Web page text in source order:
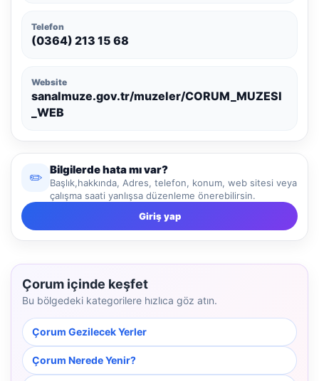
Telefon
(0364) 213 15 68
Website
sanalmuze.gov.tr/muzeler/CORUM_MUZESI
_WEB
✏️
Bilgilerde hata mı var?
Başlık,hakkında, Adres, telefon, konum, web sitesi veya
çalışma saati yanlışsa düzenleme önerebilirsin.
Giriş yap
Çorum içinde keşfet
Bu bölgedeki kategorilere hızlıca göz atın.
Çorum Gezilecek Yerler
Çorum Nerede Yenir?